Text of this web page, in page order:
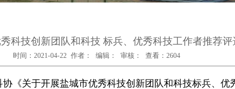
科技创新团队和科技 标兵、优秀科技工作者推荐评
时间：2021-04-22 作者： 编辑： 审核： 查看： 2604
《关于开展盐城市优秀科技创新团队和科技标兵、优